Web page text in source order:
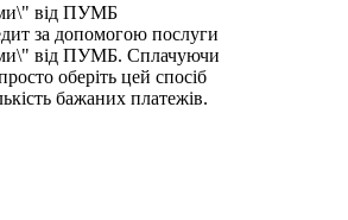
від ПУМБ
за допомогою послуги
від ПУМБ. Сплачуючи
оберіть цей спосіб
бажаних платежів.